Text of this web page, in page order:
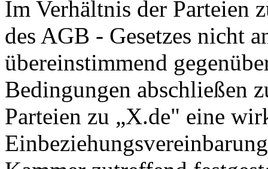
Im Verhältnis der Parteien
des AGB - Gesetzes nicht
übereinstimmend
Bedingungen abschließen
Parteien zu „X.de" eine